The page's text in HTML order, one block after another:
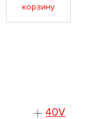
корзину
40V